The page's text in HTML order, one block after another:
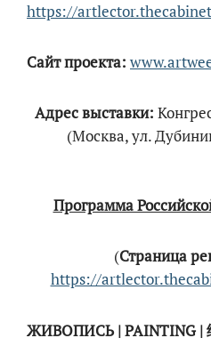
https://
Сайт проекта:
Адрес выставки:
(Москва, ул.
Программа
(Страница
https://
ЖИВОПИСЬ | PAINTING |